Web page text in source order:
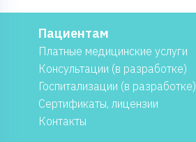
Пациентам
Платные медицинские услуги
Консультации (в разработке)
Госпитализации (в разработке)
Сертификаты, лицензии
Контакты